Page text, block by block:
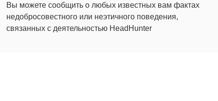
Вы можете сообщить о любых известных вам фактах
недобросовестного или неэтичного поведения,
связанных с деятельностью HeadHunter